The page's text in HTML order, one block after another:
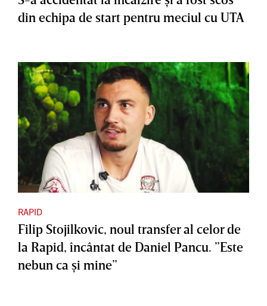
din echipa de start pentru meciul cu UTA
RAPID
Filip Stojilkovic, noul transfer al celor de
la Rapid, încântat de Daniel Pancu. ”Este
nebun ca şi mine”